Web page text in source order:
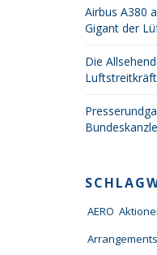
Airbus A380
Gigant der
Die
AERO
Arrangements